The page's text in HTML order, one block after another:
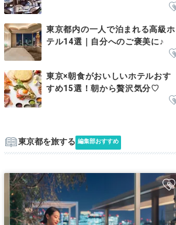
東京都内の一人で泊まれる高級ホ
テル14選｜自分へのご褒美に♪
東京×朝食がおいしいホテルおす
すめ15選！朝から贅沢気分♡
東京都を旅する 編集部おすすめ